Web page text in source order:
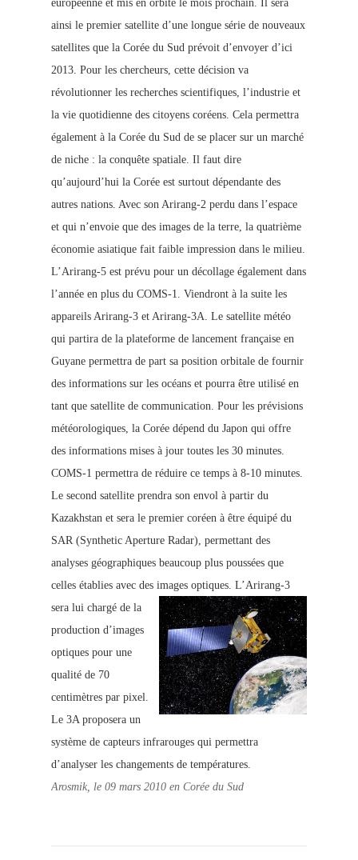
européenne et mis en orbite le mois prochain. Il sera
ainsi le premier satellite d’une longue série de nouveaux
satellites que la Corée du Sud prévoit d’envoyer d’ici
2013. Pour les chercheurs, cette décision va
révolutionner les recherches scientifiques, l’industrie et
la vie quotidienne des citoyens coréens. Cela permettra
également à la Corée du Sud de se placer sur un marché
de niche : la conquête spatiale. Il faut dire
qu’aujourd’hui la Corée est surtout dépendante des
autres nations. Avec son Arirang-2 perdu dans l’espace
et qui n’envoie que des images de la terre, la quatrième
économie asiatique fait faible impression dans le milieu.
L’Arirang-5 est prévu pour un décollage également dans
l’année en plus du COMS-1. Viendront à la suite les
appareils Arirang-3 et Arirang-3A. Le satellite météo
qui partira de la plateforme de lancement française en
Guyane permettra de part sa position orbitale de fournir
des informations sur les océans et pourra être utilisé en
tant que satellite de communication. Pour les prévisions
météorologiques, la Corée dépend du Japon qui offre
des informations mises à jour toutes les 30 minutes.
COMS-1 permettra de réduire ce temps à 8-10 minutes.
Le second satellite prendra son envol à partir du
Kazakhstan et sera le premier coréen à être équipé du
SAR (Synthetic Aperture Radar), permettant des
analyses géographiques beaucoup plus poussées que
celles établies avec des images optiques. L’Arirang-3
sera lui chargé de la
production d’images
optiques pour une
qualité de 70
centimètres par pixel.
Le 3A proposera un
système de capteurs infrarouges qui permettra
d’analyser les changements de températures.
Arosmik, le 09 mars 2010 en Corée du Sud